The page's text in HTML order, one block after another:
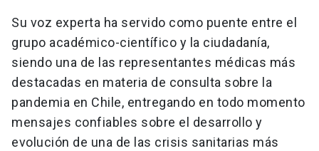
Su voz experta ha servido como puente entre el
grupo académico-científico y la ciudadanía,
siendo una de las representantes médicas más
destacadas en materia de consulta sobre la
pandemia en Chile, entregando en todo momento
mensajes confiables sobre el desarrollo y
evolución de una de las crisis sanitarias más